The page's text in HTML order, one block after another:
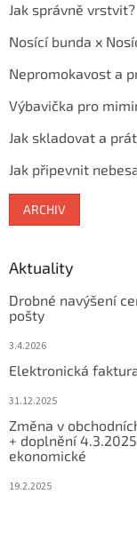
Jak správně vrstvit?
Nosící bunda x
Nepromokavost a
Výbavička pro
Jak skladovat a
Jak připevnit
ARCHIV
Aktuality
Drobné navýšení
pošty
3.4.2026
Elektronická
31.12.2025
Změna v
+ doplnění
ekonomické
19.2.2025